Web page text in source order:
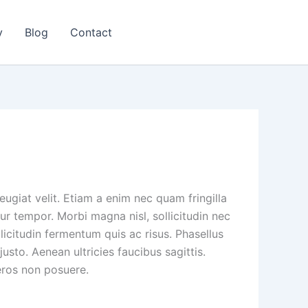
Blog Contact
velit. Etiam a enim nec quam fringilla
tempor. Morbi magna nisl, sollicitudin nec
fermentum quis ac risus. Phasellus
Aenean ultricies faucibus sagittis.
non posuere.